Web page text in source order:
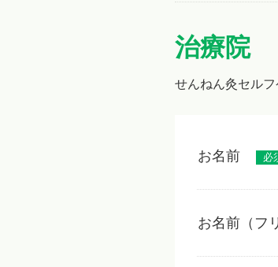
治療院
せんねん灸セル
お名前 必
お名前（フ